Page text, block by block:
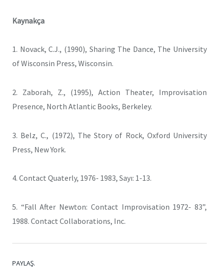
Kaynakça
1. Novack, C.J., (1990), Sharing The Dance, The University
of Wisconsin Press, Wisconsin.
2. Zaborah, Z., (1995), Action Theater, Improvisation
Presence, North Atlantic Books, Berkeley.
3. Belz, C., (1972), The Story of Rock, Oxford University
Press, New York.
4. Contact Quaterly, 1976- 1983, Sayı: 1-13.
5. “Fall After Newton: Contact Improvisation 1972- 83”,
1988. Contact Collaborations, Inc.
PAYLAŞ.